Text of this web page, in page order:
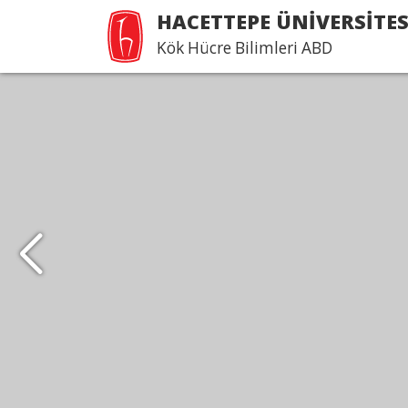
HACETTEPE
Kök Hücre Bilimleri ABD